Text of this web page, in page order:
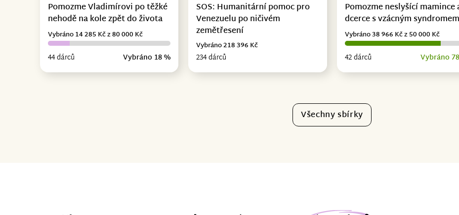
Pomozme Vladimírovi po těžké
nehodě na kole zpět do života
44 dárců Vybráno 18 %
Vybráno 14 285 Kč z 80 000 Kč
SOS: Humanitární pomoc pro
Venezuelu po ničivém
zemětřesení
234 dárců
Vybráno 218 396 Kč
Pomozme neslyšící mamince
dcerce s vzácným syndromem
42 dárců Vybráno
Vybráno 38 966 Kč z 50 000 Kč
Všechny sbírky